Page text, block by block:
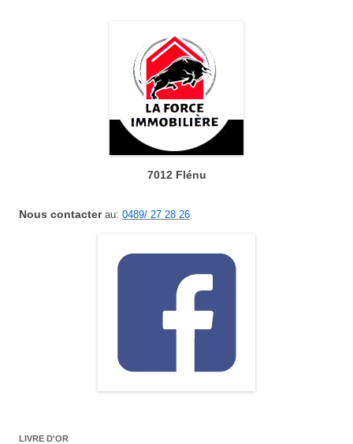
7012 Flénu
Nous contacterau: 0489/ 27 28 26
LIVRE D'OR